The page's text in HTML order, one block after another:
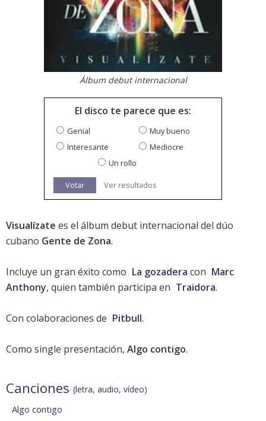
Álbum debut internacional
El disco te parece que es:
Genial
Muy bueno
Interesante
Mediocre
Un rollo
Votar Ver resultados
Visualízate es el álbum debut internacional del dúo
cubano Gente de Zona.
Incluye un gran éxito como La gozadera con Marc
Anthony, quien también participa en Traidora.
Con colaboraciones de Pitbull.
Como single presentación, Algo contigo.
Canciones (letra, audio, vídeo)
Algo contigo